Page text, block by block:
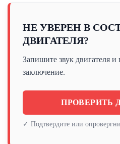
НЕ УВЕРЕН В
ДВИГАТЕЛЯ?
Запишите звук двигателя
заключение.
ПРОВЕРИТЬ
✓ Подтвердите или